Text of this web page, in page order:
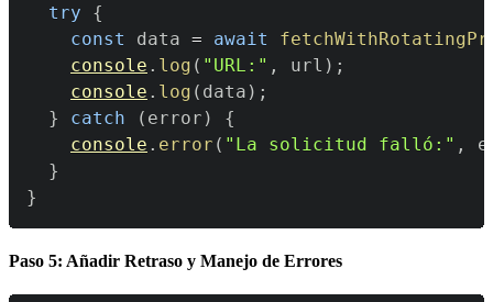
try
{
const
data = await
console . log ( "URL:" , url ) ;
console . log ( data ) ;
}
catch ( error )
{
console . error ( "La solicitud falló:" ,
}
}
Paso 5: Añadir Retraso y Manejo de Errores